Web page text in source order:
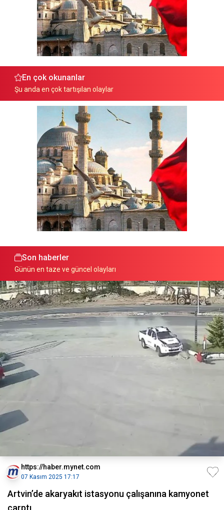
En çok okunanlar
Şu anda en çok tartışılan olaylar
Son haberler
Günün en taze ve güncel olayları
https://haber.mynet.com
07 Kasım 2025 17:17
Artvin’de akaryakıt istasyonu çalışanına kamyonet